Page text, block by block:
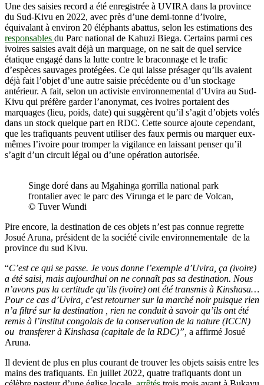
Une des saisies record a été enregistrée à UVIRA dans la province
du Sud-Kivu en 2022, avec près d’une demi-tonne d’ivoire,
équivalant à environ 20 éléphants abattus, selon les estimations des
responsables du Parc national de Kahuzi Biega. Certains parmi ces
ivoires saisies avait déjà un marquage, on ne sait de quel service
étatique engagé dans la lutte contre le braconnage et le trafic
d’espèces sauvages protégées. Ce qui laisse présager qu’ils avaient
déjà fait l’objet d’une autre saisie précédente ou d’un stockage
antérieur. A fait, selon un activiste environnemental d’Uvira au Sud-
Kivu qui préfère garder l’anonymat, ces ivoires portaient des
marquages (lieu, poids, date) qui suggèrent qu’il s’agit d’objets volés
dans un stock quelque part en RDC. Cette source ajoute cependant,
que les trafiquants peuvent utiliser des faux permis ou marquer eux-
mêmes l’ivoire pour tromper la vigilance en laissant penser qu’il
s’agit d’un circuit légal ou d’une opération autorisée.
Singe doré dans au Mgahinga gorrilla national park
frontalier avec le parc des Virunga et le parc de Volcan,
© Tuver Wundi
Pire encore, la destination de ces objets n’est pas connue regrette
Josué Aruna, président de la société civile environnementale de la
province du sud Kivu.
“C’est ce qui se passe. Je vous donne l’exemple d’Uvira, ça (ivoire)
a été saisi, mais aujourdhui on ne connaît pas sa destination. Nous
n’avons pas la certitude qu’ils (ivoire) ont été transmis à Kinshasa…
Pour ce cas d’Uvira, c’est retourner sur la marché noir puisque rien
n’a filtré sur la destination , rien ne conduit à savoir qu’ils ont été
remis à l’institut congolais de la conservation de la nature (ICCN)
ou transferer à Kinshasa (capitale de la RDC)”, a affirmé Josué
Aruna.
Il devient de plus en plus courant de trouver les objets saisis entre les
mains des trafiquants. En juillet 2022, quatre trafiquants dont un